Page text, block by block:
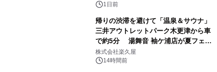
1日前
帰りの渋滞を避けて「温泉＆サウナ」
三井アウトレットパーク木更津から車
で約5分 湯舞音 袖ケ浦店が夏フェア
メニューを提供
株式会社楽久屋
14時間前